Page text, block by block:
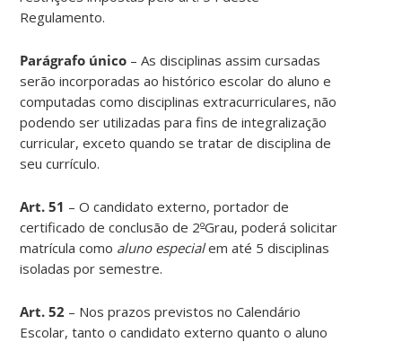
Regulamento.
Parágrafo único – As disciplinas assim cursadas
serão incorporadas ao histórico escolar do aluno e
computadas como disciplinas extracurriculares, não
podendo ser utilizadas para fins de integralização
curricular, exceto quando se tratar de disciplina de
seu currículo.
Art. 51 – O candidato externo, portador de
certificado de conclusão de 2ºGrau, poderá solicitar
matrícula como aluno especialem até 5 disciplinas
isoladas por semestre.
Art. 52 – Nos prazos previstos no Calendário
Escolar, tanto o candidato externo quanto o aluno